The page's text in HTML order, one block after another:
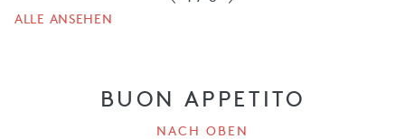
ALLE ANSEHEN
BUON APPETITO
NACH OBEN